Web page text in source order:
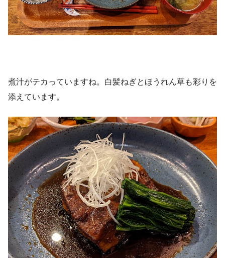
煮汁がテカっていますね。白髪ねぎとほうれん草も彩りを
添えています。